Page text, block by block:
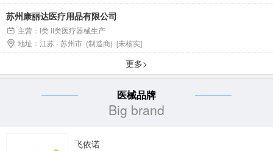
苏州康丽达医疗用品有限公司
主营：I类 II类医疗器械生产
地址：江苏 - 苏州市 (制造商) [未核实]
更多>
医械品牌
Big brand
飞依诺